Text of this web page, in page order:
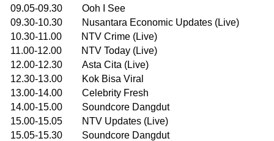
09.05-09.30 Ooh I See
09.30-10.30 Nusantara Economic Updates (Live)
10.30-11.00 NTV Crime (Live)
11.00-12.00 NTV Today (Live)
12.00-12.30 Asta Cita (Live)
12.30-13.00 Kok Bisa Viral
13.00-14.00 Celebrity Fresh
14.00-15.00 Soundcore Dangdut
15.00-15.05 NTV Updates (Live)
15.05-15.30 Soundcore Dangdut